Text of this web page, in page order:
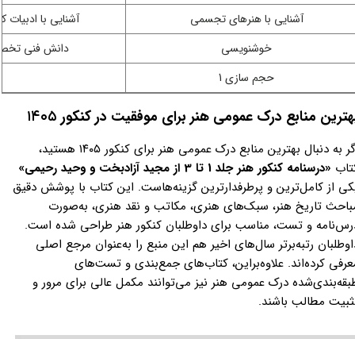
آشنایی با هنرهای تجسمی
آشنایی با
خوشنویسی
دانش فنی
حجم سازی 1
منابع درک عمومی هنر برای موفقیت در کنکور ۱۴۰۵​​​​​​​
اگر به دنبال بهترین منابع درک عمومی هنر برای کنکور ۱۴۰۵ هستید،
«درسنامه کنکور هنر جلد 1 تا 3 از مجید آزادبخت و وحید رحیمی»
از کامل‌ترین و پرطرفدارترین گزینه‌هاست. این کتاب با پوشش دقیق
تاریخ هنر، سبک‌های هنری، مکاتب و نقد هنری، به‌صورت
و تست، مناسب برای داوطلبان کنکور هنر طراحی شده است.
رتبه‌برتر سال‌های اخیر هم این منبع را به‌عنوان مرجع اصلی
کرده‌اند. علاوه‌براین، کتاب‌های جمع‌بندی و تست‌های
درک عمومی هنر نیز می‌توانند مکمل عالی برای مرور و
مطالب باشند.